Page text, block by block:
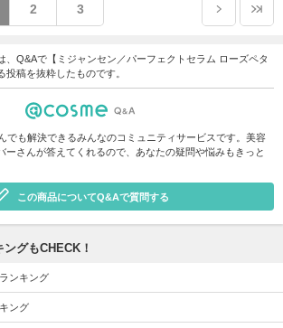
2 3
、Q&Aで【ミジャンセン／パーフェクトセラム ローズペタ
稿を抜粋したものです。
でも解決できるみんなのコミュニティサービスです。美容
ーさんが答えてくれるので、あなたの疑問や悩みもきっと
この商品についてQ&Aで質問する
グもCHECK！
ンキング
ング